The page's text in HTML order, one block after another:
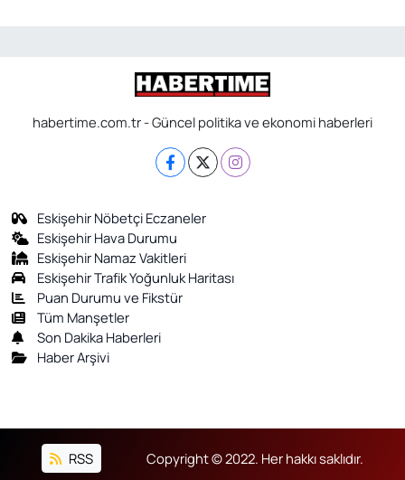
habertime.com.tr - Güncel politika ve ekonomi haberleri
Eskişehir Nöbetçi Eczaneler
Eskişehir Hava Durumu
Eskişehir Namaz Vakitleri
Eskişehir Trafik Yoğunluk Haritası
Puan Durumu ve Fikstür
Tüm Manşetler
Son Dakika Haberleri
Haber Arşivi
RSS Copyright © 2022. Her hakkı saklıdır.